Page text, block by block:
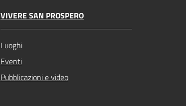
VIVERE SAN PROSPERO
Luoghi
Eventi
Pubblicazioni e video